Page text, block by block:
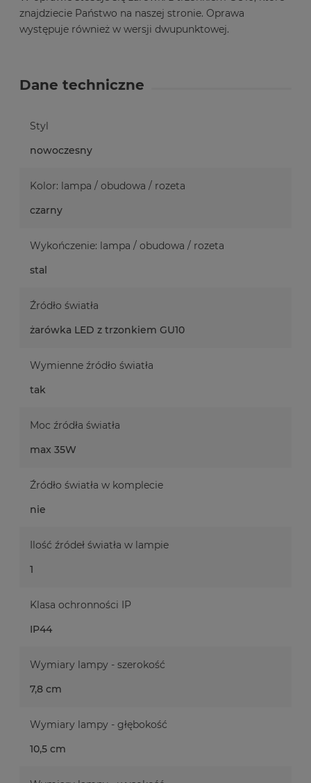
znajdziecie Państwo na naszej stronie. Oprawa
występuje również w wersji dwupunktowej.
Dane techniczne
Styl
nowoczesny
Kolor: lampa / obudowa / rozeta
czarny
Wykończenie: lampa / obudowa / rozeta
stal
Źródło światła
żarówka LED z trzonkiem GU10
Wymienne źródło światła
tak
Moc źródła światła
max 35W
Źródło światła w komplecie
nie
Ilość źródeł światła w lampie
1
Klasa ochronności IP
IP44
Wymiary lampy - szerokość
7,8 cm
Wymiary lampy - głębokość
10,5 cm